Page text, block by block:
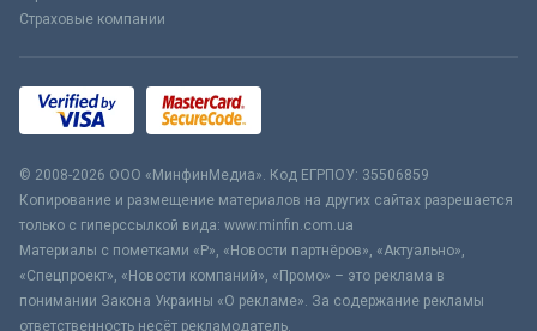
Страховые компании
© 2008-2026 ООО «МинфинМедиа». Код ЕГРПОУ: 35506859
Копирование и размещение материалов на других сайтах разрешается
только с гиперссылкой вида: www.minfin.com.ua
Материалы с пометками «Р», «Новости партнёров», «Актуально»,
«Спецпроект», «Новости компаний», «Промо» – это реклама в
понимании Закона Украины «О рекламе». За содержание рекламы
ответственность несёт рекламодатель.